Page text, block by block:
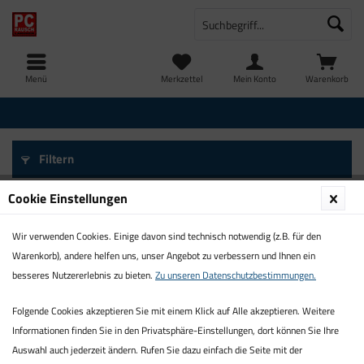
Warenkorb
Merkzettel Mein Konto
Menü
Filtern
Verfügbar
Cookie Einstellungen
Wir verwenden Cookies. Einige davon sind technisch notwendig (z.B. für den
Warenkorb), andere helfen uns, unser Angebot zu verbessern und Ihnen ein
besseres Nutzererlebnis zu bieten. Zu unseren Datenschutzbestimmungen.
Folgende Cookies akzeptieren Sie mit einem Klick auf Alle akzeptieren. Weitere
Informationen finden Sie in den Privatsphäre-Einstellungen, dort können Sie Ihre
Auswahl auch jederzeit ändern. Rufen Sie dazu einfach die Seite mit der